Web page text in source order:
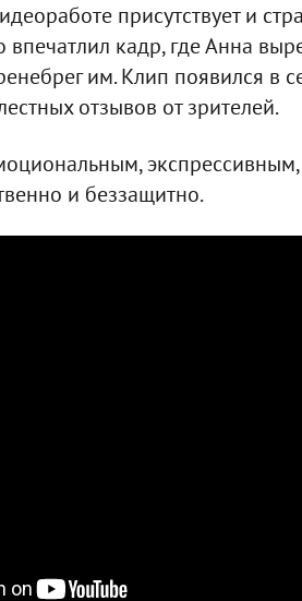
присутствует и
кадр, где Анна
им. Клип появился в
отзывов от зрителей.
и беззащитно.